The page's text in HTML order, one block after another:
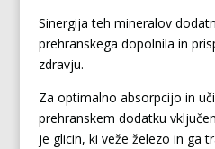
Sinergija teh mineralov
prehranskega dopolnila in
zdravju.
Za optimalno absorpcijo in
prehranskem dodatku
je glicin, ki veže železo in ga